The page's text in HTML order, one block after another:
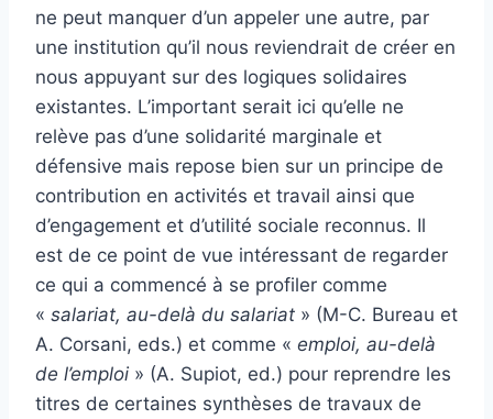
ne peut manquer d’un appeler une autre, par
une institution qu’il nous reviendrait de créer en
nous appuyant sur des logiques solidaires
existantes. L’important serait ici qu’elle ne
relève pas d’une solidarité marginale et
défensive mais repose bien sur un principe de
contribution en activités et travail ainsi que
d’engagement et d’utilité sociale reconnus. Il
est de ce point de vue intéressant de regarder
ce qui a commencé à se profiler comme
« salariat, au-delà du salariat » (M-C. Bureau et
A. Corsani, eds.) et comme « emploi, au-delà
de l’emploi » (A. Supiot, ed.) pour reprendre les
titres de certaines synthèses de travaux de